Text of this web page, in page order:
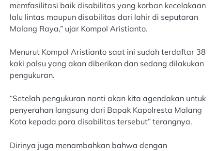
memfasilitasi baik disabilitas yang korban kecelakaan
lalu lintas maupun disabilitas dari lahir di seputaran
Malang Raya,” ujar Kompol Aristianto.
Menurut Kompol Aristianto saat ini sudah terdaftar 38
kaki palsu yang akan diberikan dan sedang dilakukan
pengukuran.
“Setelah pengukuran nanti akan kita agendakan untuk
penyerahan langsung dari Bapak Kapolresta Malang
Kota kepada para disabilitas tersebut” terangnya.
Dirinya juga menambahkan bahwa dengan